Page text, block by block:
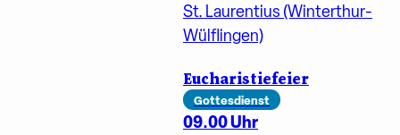
St. Laurentius (Winterthur-
Wülflingen)
Eucharistiefeier
Gottesdienst
09.00 Uhr